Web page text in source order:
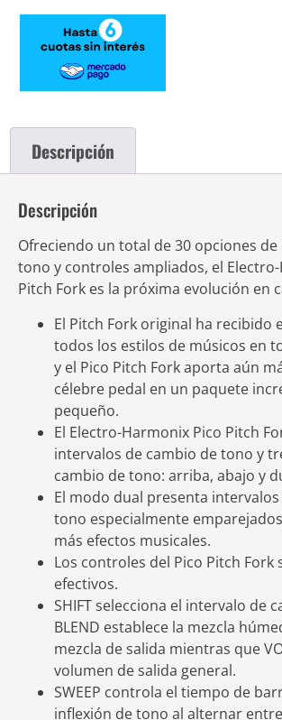
Descripción
Descripción
Ofreciendo un total de 30 opciones
tono y controles ampliados, el
Pitch Fork es la próxima evolución en
El Pitch Fork original ha recibido
todos los estilos de músicos en
y el Pico Pitch Fork aporta aún
célebre pedal en un paquete
pequeño.
El Electro-Harmonix Pico Pitch
intervalos de cambio de tono y
cambio de tono: arriba, abajo y
El modo dual presenta
tono especialmente
más efectos musicales.
Los controles del Pico Pitch Fork
efectivos.
SHIFT selecciona el intervalo de
BLEND establece la mezcla
mezcla de salida mientras que
volumen de salida general.
SWEEP controla el tiempo de
inflexión de tono al alternar